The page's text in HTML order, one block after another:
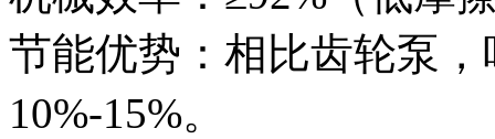
节能优势：相比齿轮泵
10%-15%。